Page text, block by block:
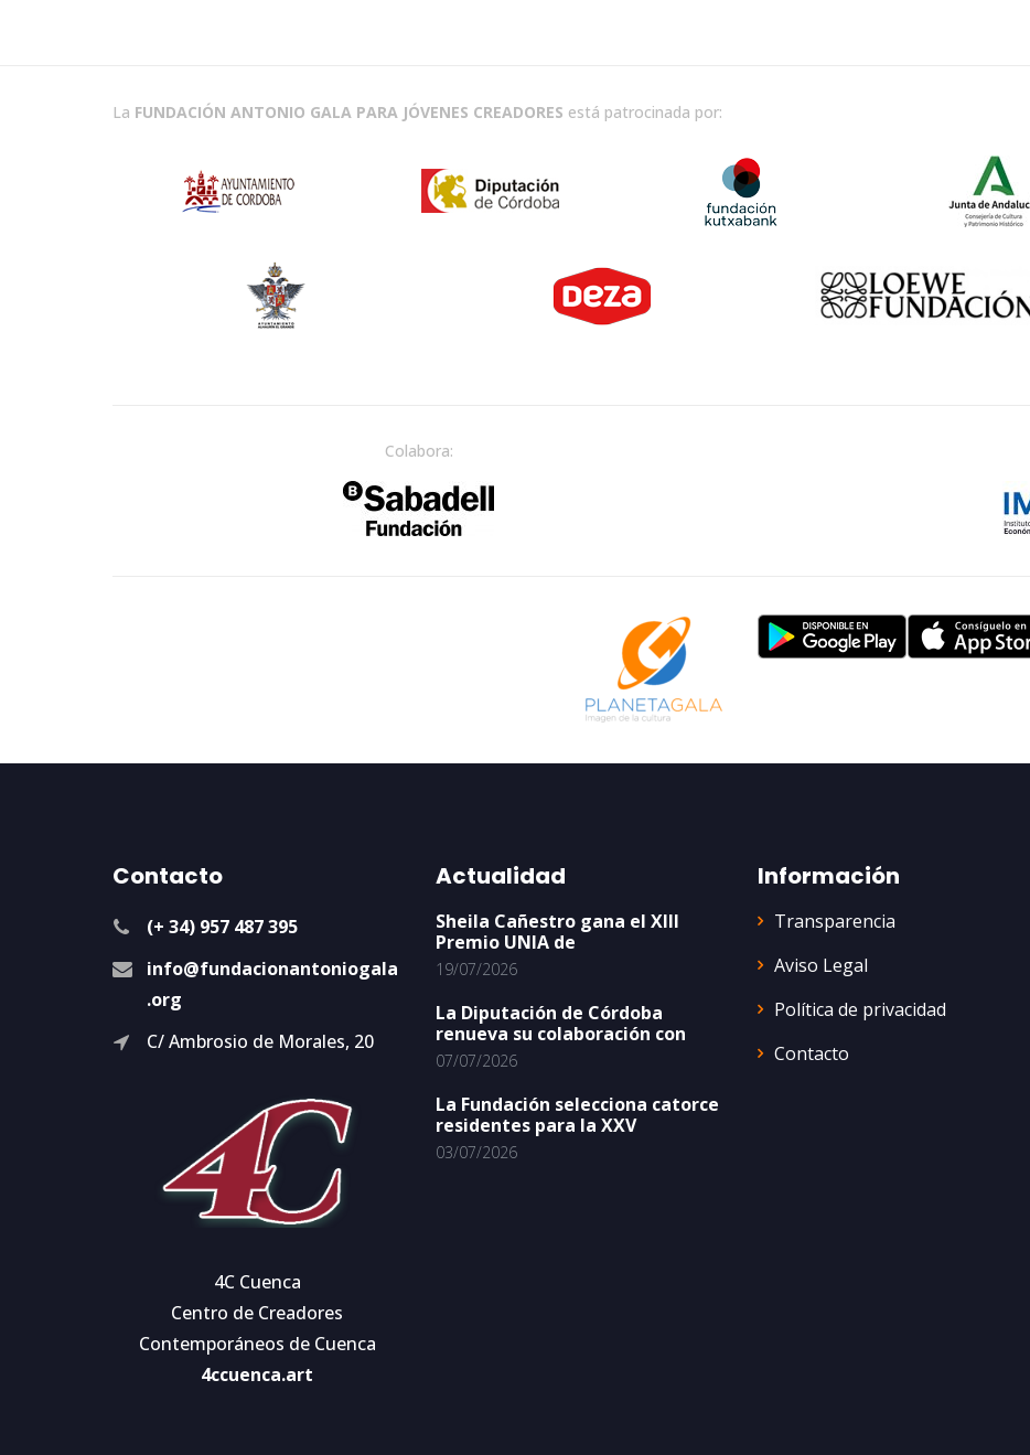
La FUNDACIÓN ANTONIO GALA PARA JÓVENES CREADORES está patrocinada por:
Colabora:
Contacto
(+ 34) 957 487 395
info@fundacionantoniogala
.org
C/ Ambrosio de Morales, 20
4C Cuenca
Centro de Creadores
Contemporáneos de Cuenca
4ccuenca.art
Actualidad
Sheila Cañestro gana el XIII
Premio UNIA de
19/07/2026
La Diputación de Córdoba
renueva su colaboración con
07/07/2026
La Fundación selecciona catorce
residentes para la XXV
03/07/2026
Información
Transparencia
Aviso Legal
Política de privacidad
Contacto